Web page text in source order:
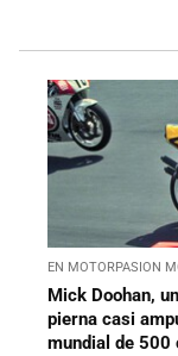
EN MOTORPASION
Mick Doohan,
pierna casi
mundial de 500